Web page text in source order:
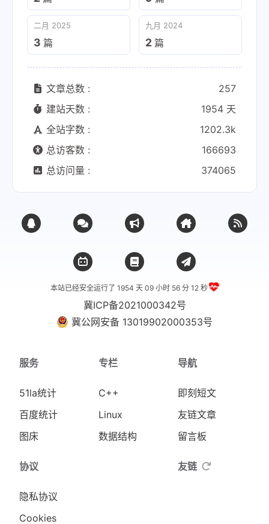
二月 2025
3 篇
九月 2024
2 篇
文章总数 :
257
建站天数 :
1954 天
全站字数 :
1202.3k
总访客数 :
166693
总访问量 :
374065
本站已经安全运行了 1954 天09 小时 56 分 13 秒
冀ICP备2021000342号
冀公网安备 13019902000353号
服务
51la统计
百度统计
图床
专栏
C++
Linux
数据结构
导航
即刻短文
友链文章
留言板
协议
隐私协议
Cookies
友链